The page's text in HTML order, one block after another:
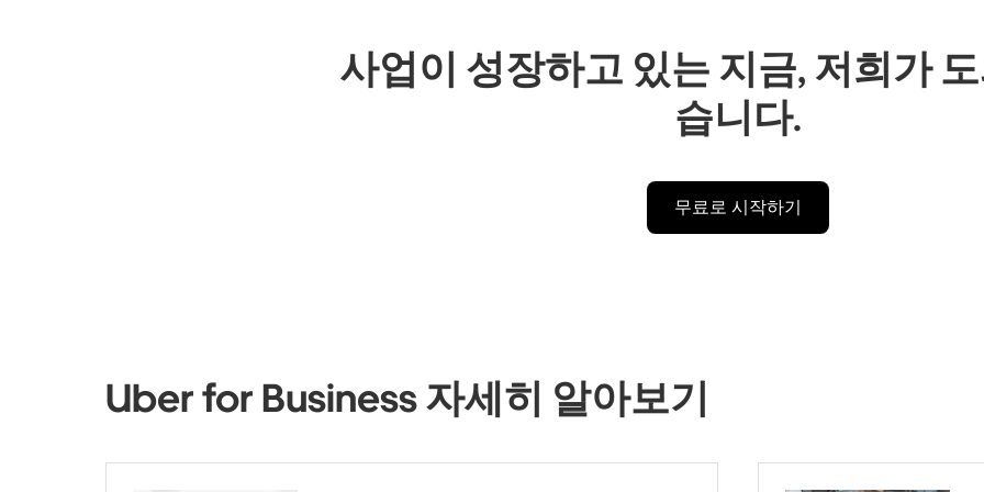
사업이 성장하고 있는 지금, 저희가
습니다.
무료로 시작하기
Uber for Business 자세히 알아보기